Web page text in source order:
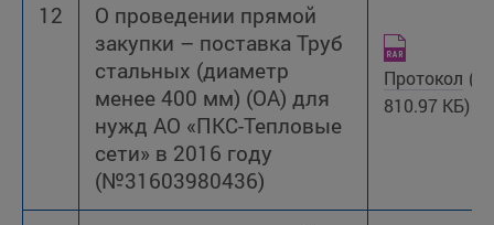
12
О проведении прямой
закупки – поставка Труб
стальных (диаметр
менее 400 мм) (ОА) для
нужд АО «ПКС-Тепловые
сети» в 2016 году
(№31603980436)
Протокол
810.97 КБ)